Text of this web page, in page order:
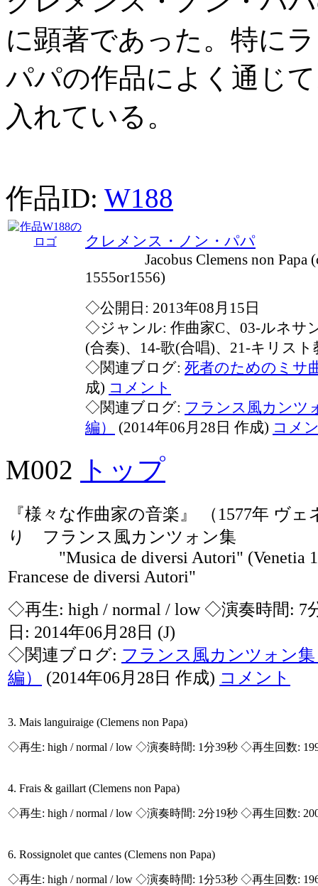
に顕著であった。特に
パパの作品によく通じ
入れている。
作品ID: W188
クレメンス・ノン・パパ
Jacobus Clemens non Papa
1555or1556)
◇公開日: 2013年08月15日
◇ジャンル: 作曲家C、03-ルネサ
(合奏)、14-歌(合唱)、21-キリス
◇関連ブログ: 死者のためのミサ
成) コメント
◇関連ブログ: フランス風カンツ
編）
(2014年06月28日 作成) コメ
M002 トップ
『様々な作曲家の音楽』 （1577年 ヴ
り フランス風カンツォン集
"Musica de diversi Autori" (Venetia
Francese de diversi Autori"
◇再生: high / normal / low ◇演奏時間: 7
日: 2014年06月28日 (J)
◇関連ブログ: フランス風カンツォン
編）
(2014年06月28日 作成) コメント
3. Mais languiraige (Clemens non Papa)
◇再生: high / normal / low ◇演奏時間: 1分39秒 ◇再生回数:
4. Frais & gaillart (Clemens non Papa)
◇再生: high / normal / low ◇演奏時間: 2分19秒 ◇再生回数:
6. Rossignolet que cantes (Clemens non Papa)
◇再生: high / normal / low ◇演奏時間: 1分53秒 ◇再生回数: